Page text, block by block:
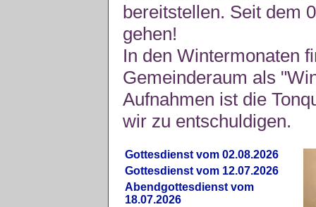
bereitstellen. Seit dem
gehen!
In den Wintermonaten
Gemeinderaum als
Aufnahmen ist die
wir zu entschuldigen.
Gottesdienst vom 02.08.2026
Gottesdienst vom 12.07.2026
Abendgottesdienst vom
18.07.2026